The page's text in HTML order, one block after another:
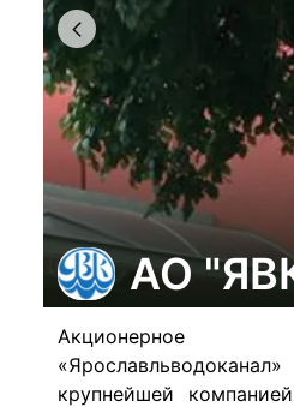
АО
крупнейшей